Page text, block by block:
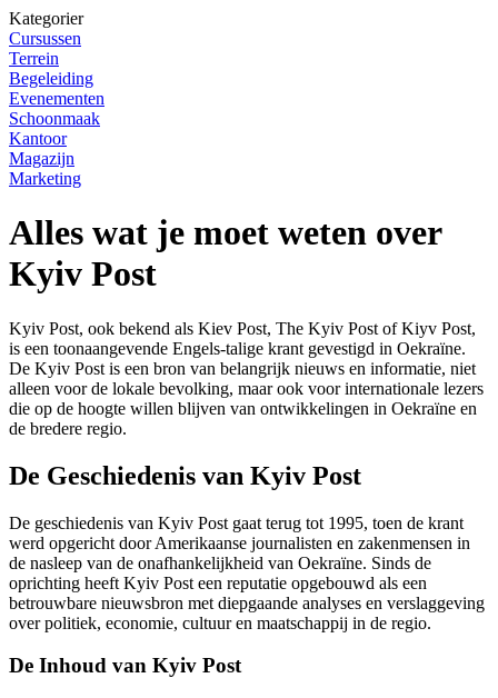
Kategorier
Cursussen
Terrein
Begeleiding
Evenementen
Schoonmaak
Kantoor
Magazijn
Marketing
Alles wat je moet weten over
Kyiv Post
Kyiv Post, ook bekend als Kiev Post, The Kyiv Post of Kiyv Post,
is een toonaangevende Engels-talige krant gevestigd in Oekraïne.
De Kyiv Post is een bron van belangrijk nieuws en informatie, niet
alleen voor de lokale bevolking, maar ook voor internationale lezers
die op de hoogte willen blijven van ontwikkelingen in Oekraïne en
de bredere regio.
De Geschiedenis van Kyiv Post
De geschiedenis van Kyiv Post gaat terug tot 1995, toen de krant
werd opgericht door Amerikaanse journalisten en zakenmensen in
de nasleep van de onafhankelijkheid van Oekraïne. Sinds de
oprichting heeft Kyiv Post een reputatie opgebouwd als een
betrouwbare nieuwsbron met diepgaande analyses en verslaggeving
over politiek, economie, cultuur en maatschappij in de regio.
De Inhoud van Kyiv Post